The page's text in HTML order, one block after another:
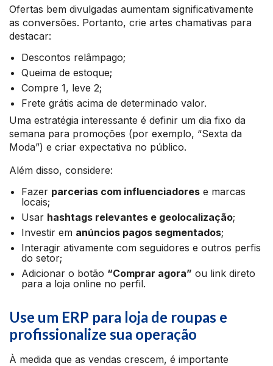
Ofertas bem divulgadas aumentam significativamente
as conversões. Portanto, crie artes chamativas para
destacar:
Descontos relâmpago;
Queima de estoque;
Compre 1, leve 2;
Frete grátis acima de determinado valor.
Uma estratégia interessante é definir um dia fixo da
semana para promoções (por exemplo, “Sexta da
Moda”) e criar expectativa no público.
Além disso, considere:
Fazer parcerias com influenciadores e marcas
locais;
Usar hashtags relevantes e geolocalização;
Investir em anúncios pagos segmentados;
Interagir ativamente com seguidores e outros perfis
do setor;
Adicionar o botão “Comprar agora” ou link direto
para a loja online no perfil.
Use um ERP para loja de roupas e
profissionalize sua operação
À medida que as vendas crescem, é importante